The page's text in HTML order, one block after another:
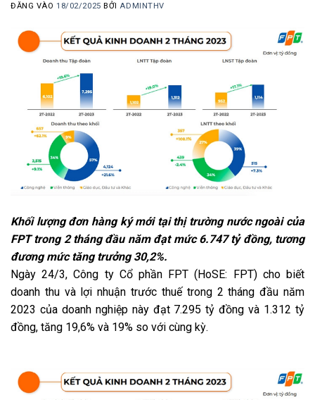
ĐĂNG VÀO18/02/2025 BỞI ADMINTHV
Khối lượng đơn hàng ký mới tại thị trường nước ngoài của
FPT trong 2 tháng đầu năm đạt mức 6.747 tỷ đồng, tương
đương mức tăng trưởng 30,2%.
Ngày 24/3, Công ty Cổ phần FPT (HoSE: FPT) cho biết
doanh thu và lợi nhuận trước thuế trong 2 tháng đầu năm
2023 của doanh nghiệp này đạt 7.295 tỷ đồng và 1.312 tỷ
đồng, tăng 19,6% và 19% so với cùng kỳ.